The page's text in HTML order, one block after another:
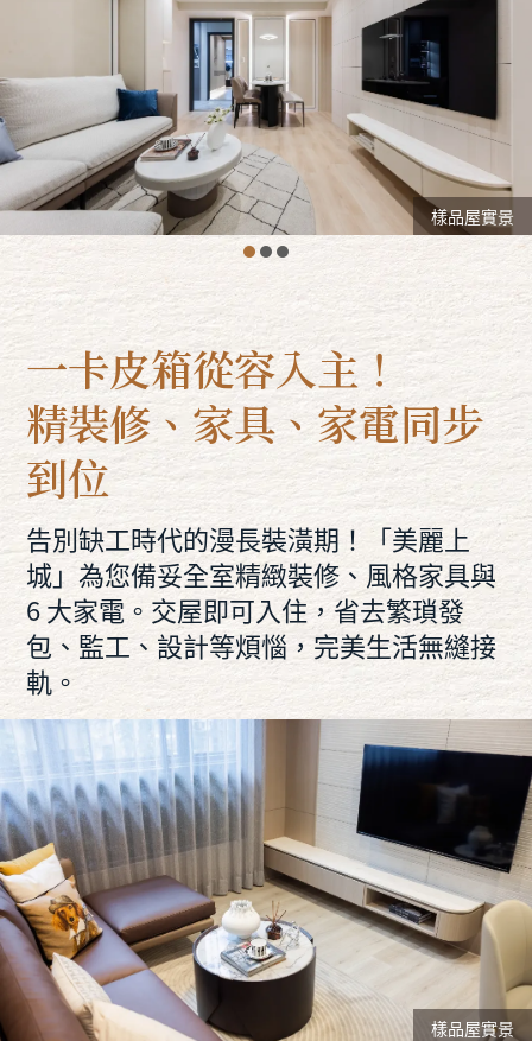
樣品屋實景
一卡皮箱從容入主！
精裝修、家具、家電同步
到位
告別缺工時代的漫長裝潢期！「美麗上
城」為您備妥全室精緻裝修、風格家具與
6 大家電。交屋即可入住，省去繁瑣發
包、監工、設計等煩惱，完美生活無縫接
軌。
樣品屋實景